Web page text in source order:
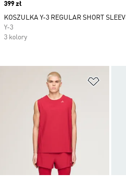
Dodaj
Price
399 zł
KOSZULKA Y-3 REGULAR SHORT
Y-3
3 kolory